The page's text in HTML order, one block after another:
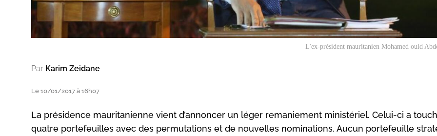
L'ex-président mauritanien Mohamed ould
Par Karim Zeidane
Le 10/01/2017 à 16h07
La présidence mauritanienne vient d’annoncer un léger remaniement ministériel. Celui-ci a
quatre portefeuilles avec des permutations et de nouvelles nominations. Aucun portefeuille